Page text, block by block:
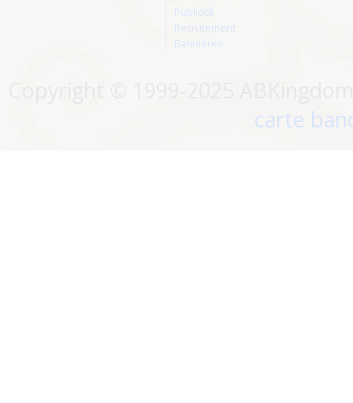
Publicité
Recrutement
Bannières
carte